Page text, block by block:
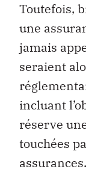
Toutefois,
une
jamais
seraient
incluant
réserve
touchées